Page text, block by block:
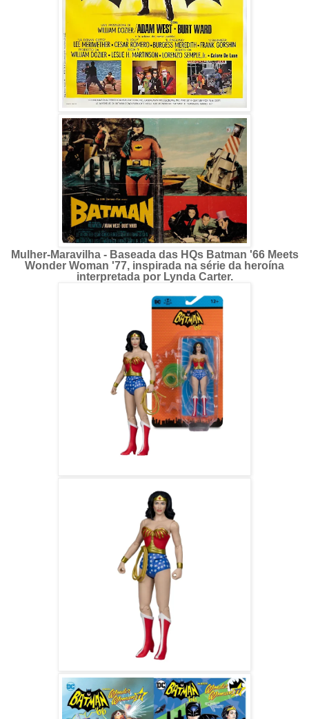
Mulher-Maravilha - Baseada das HQs Batman '66 Meets
Wonder Woman '77, inspirada na série da heroína
interpretada por Lynda Carter.